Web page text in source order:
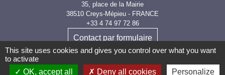
35, place de la Mairie
38510 Creys-Mépieu - FRANCE
+33 4 74 97 72 86
Contact par formulaire
This site uses cookies and gives you control over what you want
to activate
OK, accept all
Deny all cookies Personalize